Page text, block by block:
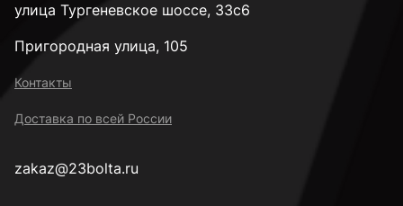
38 мм
45 мм
улица Тургеневское шоссе, 33с6
Пригородная улица, 105
Контакты
Доставка по всей России
zakaz@23bolta.ru